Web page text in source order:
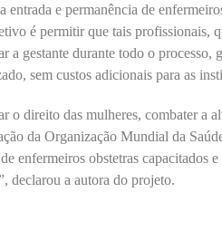
e permanência de
é permitir que tais profissionais,
a gestante durante todo o processo,
sem custos adicionais para as
o direito das mulheres, combater a
da Organização Mundial da
enfermeiros obstetras capacitados
declarou a autora do projeto.